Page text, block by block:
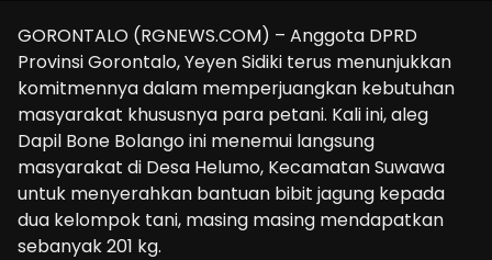
GORONTALO (RGNEWS.COM) – Anggota DPRD
Provinsi Gorontalo, Yeyen Sidiki terus menunjukkan
komitmennya dalam memperjuangkan kebutuhan
masyarakat khususnya para petani. Kali ini, aleg
Dapil Bone Bolango ini menemui langsung
masyarakat di Desa Helumo, Kecamatan Suwawa
untuk menyerahkan bantuan bibit jagung kepada
dua kelompok tani, masing masing mendapatkan
sebanyak 201 kg.